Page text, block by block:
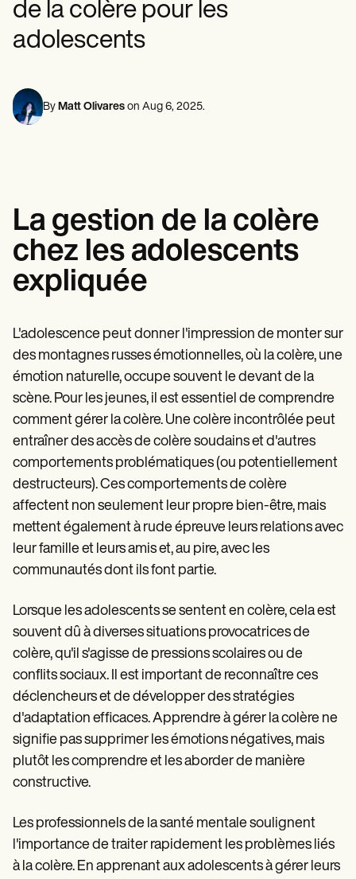
Professionnels de la santé mentale
Travailleurs sociaux
Diététistes et nutritionnistes
Massothérapeutes
Ergothérapeutes
Modèles
Codes ICD
Procedure Codes
Modèle Superbill
Modèle de note SOAP
Modèle de plan de traitement
Social Work Treatment Plans
DAR Note Template
Patient Visit Summary Template
Help Center
Demos
Training Hub
Webinars
Switch to Carepatron
Pricing
Why Carepatron?
Login
Insurance claims
Speech therapists
Life coaches
Massage therapists
Personal trainers
de la colère pour les
adolescents
By Matt Olivares on Aug 6, 2025.
La gestion de la colère
chez les adolescents
expliquée
L'adolescence peut donner l'impression de monter sur
des montagnes russes émotionnelles, où la colère, une
émotion naturelle, occupe souvent le devant de la
scène. Pour les jeunes, il est essentiel de comprendre
comment gérer la colère. Une colère incontrôlée peut
entraîner des accès de colère soudains et d'autres
comportements problématiques (ou potentiellement
destructeurs). Ces comportements de colère
affectent non seulement leur propre bien-être, mais
mettent également à rude épreuve leurs relations avec
leur famille et leurs amis et, au pire, avec les
communautés dont ils font partie.
Lorsque les adolescents se sentent en colère, cela est
souvent dû à diverses situations provocatrices de
colère, qu'il s'agisse de pressions scolaires ou de
conflits sociaux. Il est important de reconnaître ces
déclencheurs et de développer des stratégies
d'adaptation efficaces. Apprendre à gérer la colère ne
signifie pas supprimer les émotions négatives, mais
plutôt les comprendre et les aborder de manière
constructive.
Les professionnels de la santé mentale soulignent
l'importance de traiter rapidement les problèmes liés
à la colère. En apprenant aux adolescents à gérer leurs